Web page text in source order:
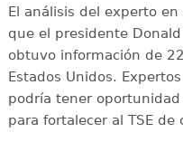
El análisis del experto
que el presidente
obtuvo información de
Estados Unidos.
podría tener oportunidad
para fortalecer al TSE de